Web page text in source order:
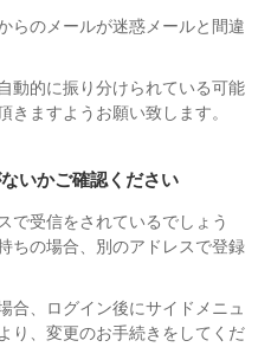
らのメールが迷惑メールと間違
動的に振り分けられている可能
きますようお願い致します。
いかご確認ください
で受信をされているでしょう
ちの場合、別のアドレスで登録
合、ログイン後にサイドメニュ
り、変更のお手続きをしてくだ